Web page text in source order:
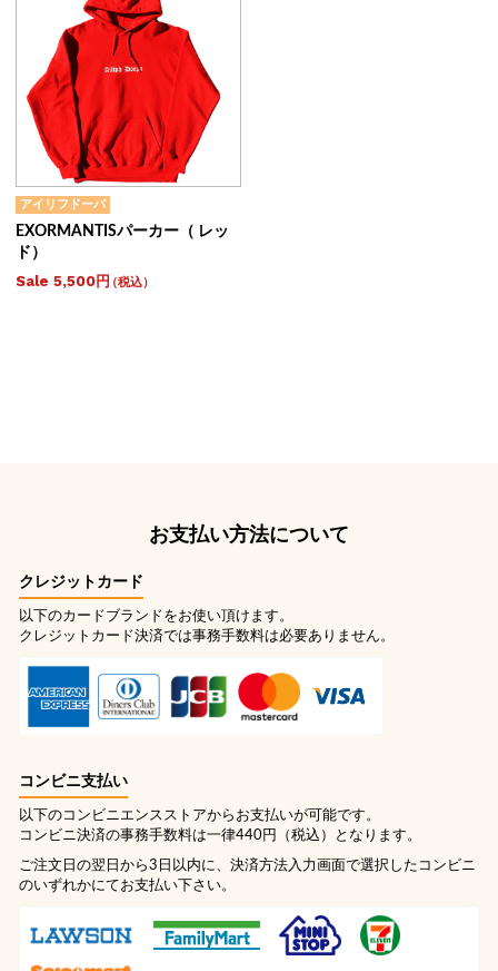
アイリフドーパ
EXORMANTISパーカー（ レッ
ド）
Sale 5,500円（税込）
お支払い方法について
クレジットカード
以下のカードブランドをお使い頂けます。
クレジットカード決済では事務手数料は必要ありません。
コンビニ支払い
以下のコンビニエンスストアからお支払いが可能です。
コンビニ決済の事務手数料は一律440円（税込）となります。
ご注文日の翌日から3日以内に、決済方法入力画面で選択したコンビニ
のいずれかにてお支払い下さい。